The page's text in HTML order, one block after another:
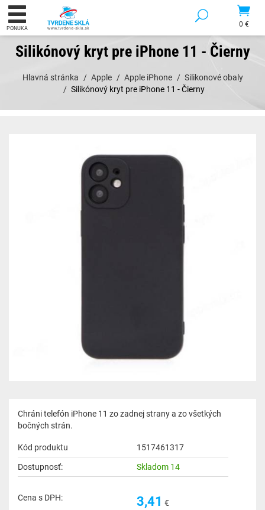
0 €
PONUKA
Silikónový kryt pre iPhone 11 - Čierny
Hlavná stránka Apple Apple iPhone
Silikonové obaly
Silikónový kryt pre iPhone 11 - Čierny
Chráni telefón iPhone 11 zo zadnej strany a zo všetkých
bočných strán.
Kód produktu
1517461317
Dostupnosť:
Skladom 14
Cena s DPH: 3,41 €